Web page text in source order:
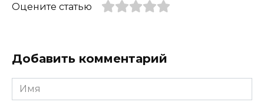
Оцените статью
Добавить комментарий
Имя
*